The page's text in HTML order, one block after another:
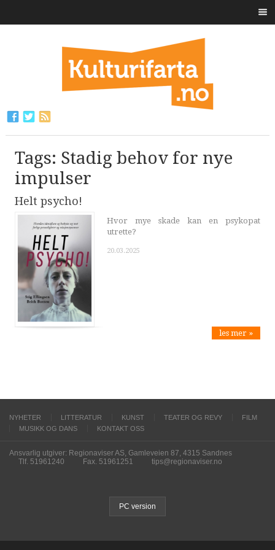
Tags: Stadig behov for nye
impulser
Helt psycho!
Hvor mye skade kan en psykopat
utrette?
20.03.2025
les mer »
NYHETER LITTERATUR KUNST TEATER OG REVY
FILM
MUSIKK OG DANS
KONTAKT OSS
Ansvarlig utgiver: Regionaviser AS, Gamleveien 87, 4315 Sandnes
Tlf. 51961240
Fax. 51961251 tips@regionaviser.no
PC version